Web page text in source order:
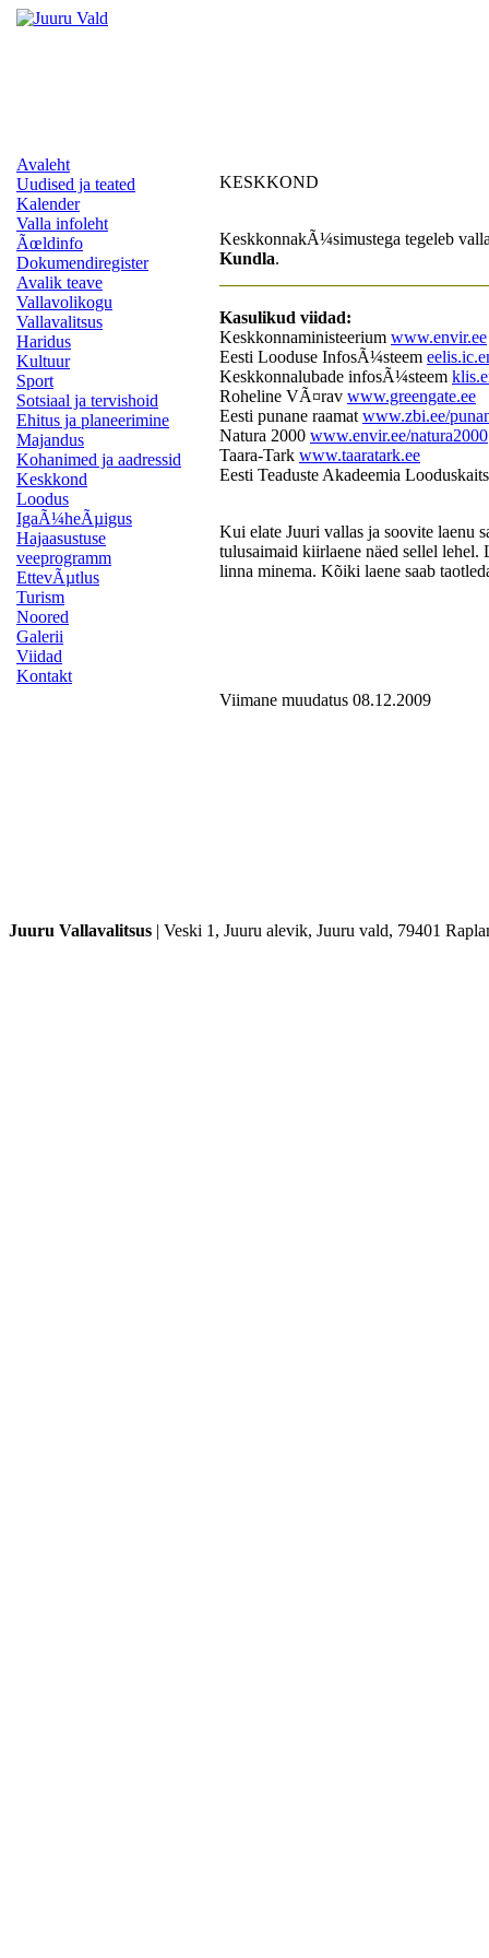
Avaleht
Uudised ja teated
Kalender
Valla infoleht
Ãœldinfo
Dokumendiregister
Avalik teave
Vallavolikogu
Vallavalitsus
Haridus
Kultuur
Sport
Sotsiaal ja tervishoid
Ehitus ja planeerimine
Majandus
Kohanimed ja aadressid
Keskkond
Loodus
IgaÃ¼heÃµigus
Hajaasustuse
veeprogramm
EttevÃµtlus
Turism
Noored
Galerii
Viidad
Kontakt
KESKKOND
KeskkonnakÃ¼simustega tegeleb
Kundla.
Kasulikud viidad:
Keskkonnaministeerium www.envir.ee
Eesti Looduse InfosÃ¼steem
Keskkonnalubade infosÃ¼steem
Roheline VÃ¤rav www.greengate.ee
Eesti punane raamat www.zbi.ee/
Natura 2000 www.envir.ee/natura2000
Taara-Tark www.taaratark.ee
Eesti Teaduste Akadeemia
Kui elate Juuri vallas ja soovite laenu
tulusaimaid kiirlaene näed sellel lehel.
linna minema. Kõiki laene saab
Viimane muudatus 08.12.2009
Juuru Vallavalitsus | Veski 1, Juuru alevik, Juuru vald, 79401